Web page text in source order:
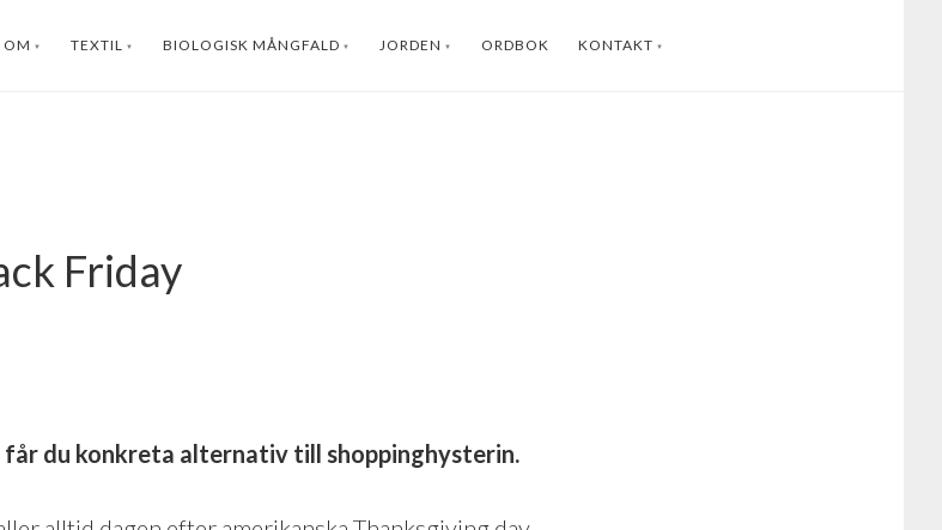
OM TEXTIL BIOLOGISK MÅNGFALD JORDEN ORDBOK KONTAKT
Friday
får du konkreta alternativ till shoppinghysterin.